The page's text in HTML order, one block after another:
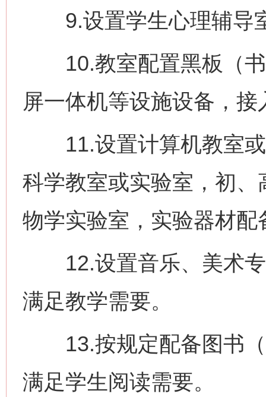
9.设置学生心理辅导
10.教室配置黑板（书
屏一体机等设施设备，
11.设置计算机教室或
科学教室或实验室，初
物学实验室，实验器材
12.设置音乐、美术专
满足教学需要。
13.按规定配备图书（
满足学生阅读需要。